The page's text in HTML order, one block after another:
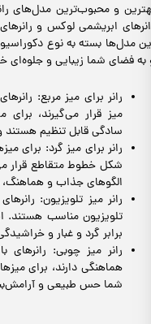
و محبوب‌ترین مدل‌های
ابریشمی لوکس و
مدل‌ها بسته به نوع
به فضای شما زیبایی و جلوه‌ای
رانر برای میز مربع:
میز قرار می‌گیرند،
سادگی قابل تنظیم هستند
رانر برای میز گرد: برای
شکل خطوط متقاطع قرار
الگوهای جذاب و
رانر میز تلویزیون:
تلویزیون مناسب هستند.
برابر گرد و غبار و
رانر میز چوبی:
هماهنگی دارند، برای
شما حس طبیعی و